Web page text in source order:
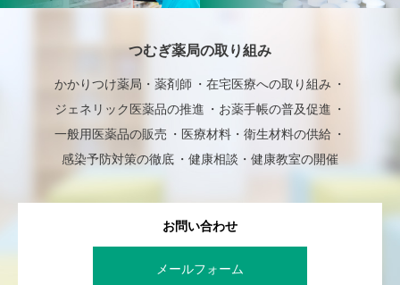
つむぎ薬局の取り組み
かかりつけ薬局・薬剤師
在宅医療への取り組み
ジェネリック医薬品の推進
お薬手帳の普及促進
一般用医薬品の販売
医療材料・衛生材料の供給
感染予防対策の徹底
健康相談・健康教室の開催
お問い合わせ
メールフォーム